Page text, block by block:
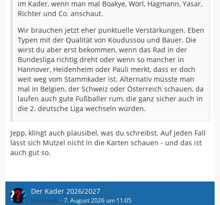
im Kader, wenn man mal Boakye, Wörl, Hagmann, Yasar,
Richter und Co. anschaut.
Wir brauchen jetzt eher punktuelle Verstärkungen. Eben
Typen mit der Qualität von Koudussou und Bauer. Die
wirst du aber erst bekommen, wenn das Rad in der
Bundesliga richtig dreht oder wenn so mancher in
Hannover, Heidenheim oder Pauli merkt, dass er doch
weit weg vom Stammkader ist. Alternativ müsste man
mal in Belgien, der Schweiz oder Österreich schauen, da
laufen auch gute Fußballer rum, die ganz sicher auch in
die 2. deutsche Liga wechseln würden.
Jepp, klingt auch plausibel, was du schreibst. Auf jeden Fall
lässt sich Mutzel nicht in die Karten schauen - und das ist
auch gut so.
Der Kader 2026/2027
Hitchcock 7. August 2026 um 11:05